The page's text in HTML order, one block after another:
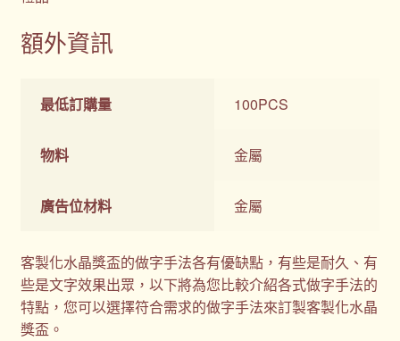
額外資訊
最低訂購量 100PCS
物料 金屬
廣告位材料 金屬
客製化水晶獎盃的做字手法各有優缺點，有些是耐久、有
些是文字效果出眾，以下將為您比較介紹各式做字手法的
特點，您可以選擇符合需求的做字手法來訂製客製化水晶
獎盃。